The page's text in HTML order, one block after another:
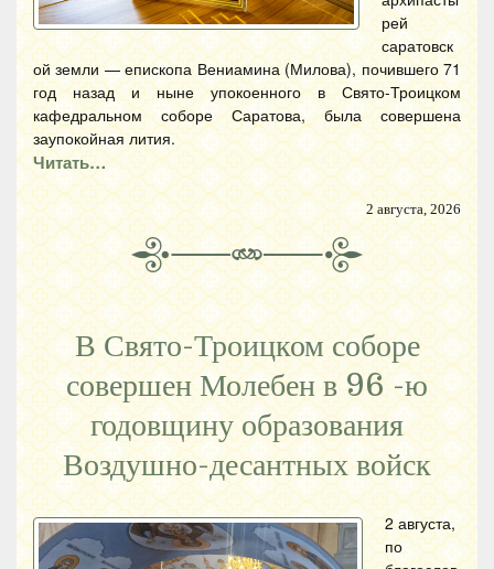
рей
саратовск
ой земли — епископа Вениамина (Милова), почившего 71
год назад и ныне упокоенного в Свято-Троицком
кафедральном соборе Саратова, была совершена
заупокойная лития.
Читать…
2 августа, 2026
В Свято-Троицком соборе
совершен Молебен в 96 -ю
годовщину образования
Воздушно-десантных войск
2 августа,
по